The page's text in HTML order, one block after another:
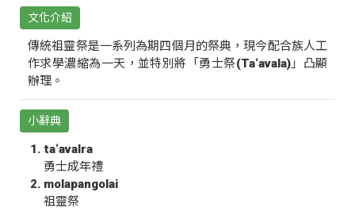
文化介紹
傳統祖靈祭是一系列為期四個月的祭典，現今配合族人工
作求學濃縮為一天，並特別將「勇士祭(Ta‘avala)」凸顯
辦理。
小辭典
ta‘avalra
勇士成年禮
molapangolai
祖靈祭